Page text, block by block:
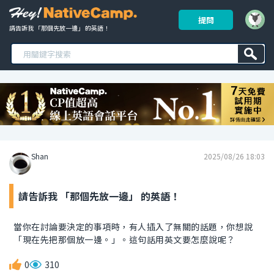
請告訴我 「那個先放一邊」 的英語！
提問
Shan 2025/08/26 18:03
請告訴我 「那個先放一邊」 的英語！
當你在討論要決定的事項時，有人插入了無關的話題，你想說
「現在先把那個放一邊。」。這句話用英文要怎麼說呢？
0 310